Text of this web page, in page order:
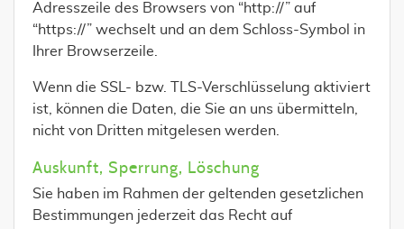
Adresszeile des Browsers von “http://” auf
“https://” wechselt und an dem Schloss-Symbol in
Ihrer Browserzeile.
Wenn die SSL- bzw. TLS-Verschlüsselung aktiviert
ist, können die Daten, die Sie an uns übermitteln,
nicht von Dritten mitgelesen werden.
Auskunft, Sperrung, Löschung
Sie haben im Rahmen der geltenden gesetzlichen
Bestimmungen jederzeit das Recht auf